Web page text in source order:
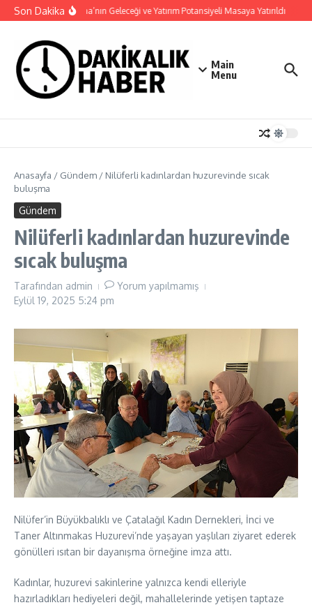
İçeriğe atla
Son DakikaHaymana’nın Geleceği ve Yatırım Potansiyeli Masaya Yatırıldı
Main
Menu
Anasayfa / Gündem / Nilüferli kadınlardan huzurevinde sıcak
buluşma
Gündem
Nilüferli kadınlardan huzurevinde
sıcak buluşma
Tarafından admin
Yorum yapılmamış
Eylül 19, 2025 5:24 pm
Nilüfer’in Büyükbalıklı ve Çatalağıl Kadın Dernekleri, İnci ve
Taner Altınmakas Huzurevi’nde yaşayan yaşlıları ziyaret ederek
gönülleri ısıtan bir dayanışma örneğine imza attı.
Kadınlar, huzurevi sakinlerine yalnızca kendi elleriyle
hazırladıkları hediyeleri değil, mahallelerinde yetişen taptaze